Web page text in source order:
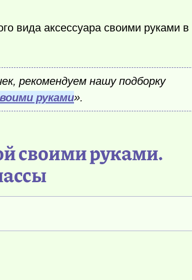
вида аксессуара своими руками в
рекомендуем нашу подборку
руками».
своими руками.